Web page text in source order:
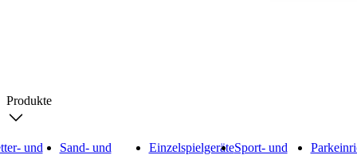
Produkte
und
Sand- und
EinzelspielgeräteSport- und